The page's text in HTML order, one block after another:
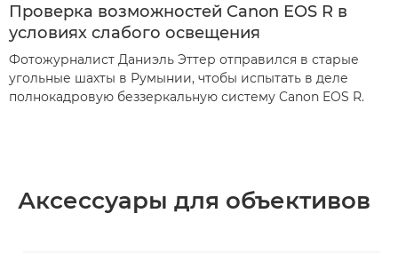
Проверка возможностей Canon EOS R в
условиях слабого освещения
Фотожурналист Даниэль Эттер отправился в старые
угольные шахты в Румынии, чтобы испытать в деле
полнокадровую беззеркальную систему Canon EOS R.
Аксессуары для объективов